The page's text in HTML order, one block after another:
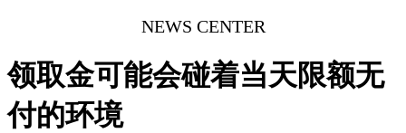
NEWS CENTER
领取金可能会碰着当天限额无
付的环境